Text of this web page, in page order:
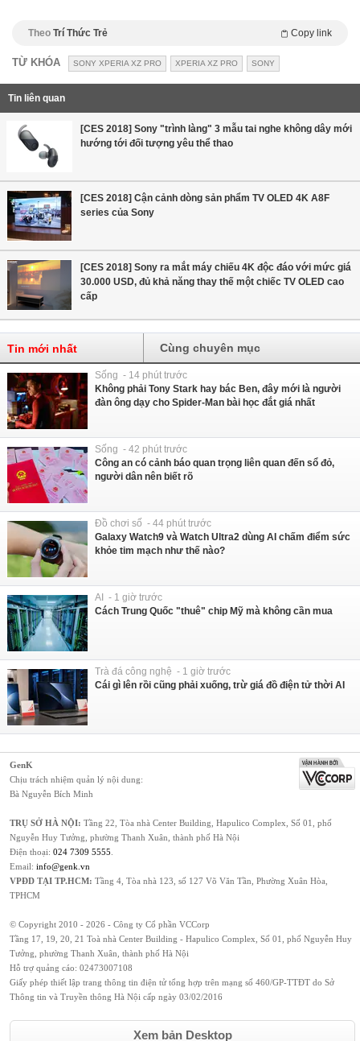
Theo Trí Thức Trẻ Copy link
TỪ KHÓA SONY XPERIA XZ PRO XPERIA XZ PRO SONY
Tin liên quan
[CES 2018] Sony "trình làng" 3 mẫu tai nghe không dây mới
hướng tới đối tượng yêu thể thao
[CES 2018] Cận cảnh dòng sản phẩm TV OLED 4K A8F
series của Sony
[CES 2018] Sony ra mắt máy chiếu 4K độc đáo với mức giá
30.000 USD, đủ khả năng thay thế một chiếc TV OLED cao
cấp
Tin mới nhất Cùng chuyên mục
Sống - 14 phút trước
Không phải Tony Stark hay bác Ben, đây mới là người
đàn ông dạy cho Spider-Man bài học đắt giá nhất
Sống - 42 phút trước
Công an có cảnh báo quan trọng liên quan đến sổ đỏ,
người dân nên biết rõ
Đồ chơi số - 44 phút trước
Galaxy Watch9 và Watch Ultra2 dùng AI chấm điểm sức
khỏe tim mạch như thế nào?
AI - 1 giờ trước
Cách Trung Quốc "thuê" chip Mỹ mà không cần mua
Trà đá công nghệ - 1 giờ trước
Cái gì lên rồi cũng phải xuống, trừ giá đồ điện tử thời AI
GenK
Chịu trách nhiệm quản lý nội dung:
Bà Nguyễn Bích Minh
TRỤ SỞ HÀ NỘI: Tầng 22, Tòa nhà Center Building, Hapulico Complex, Số 01, phố
Nguyễn Huy Tưởng, phường Thanh Xuân, thành phố Hà Nội
Điện thoại: 024 7309 5555
Email: info@genk.vn
VPĐD TẠI TP.HCM: Tầng 4, Tòa nhà 123, số 127 Võ Văn Tần, Phường Xuân Hòa,
TPHCM
© Copyright 2010 - 2026 - Công ty Cổ phần VCCorp
Tầng 17, 19, 20, 21 Toà nhà Center Building - Hapulico Complex, Số 01, phố Nguyễn Huy
Tưởng, phường Thanh Xuân, thành phố Hà Nội
Hỗ trợ quảng cáo: 02473007108
Giấy phép thiết lập trang thông tin điện tử tổng hợp trên mạng số 460/GP-TTĐT do Sở
Thông tin và Truyền thông Hà Nội cấp ngày 03/02/2016
Xem bản Desktop